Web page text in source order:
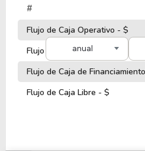
anual
#
Flujo de Caja Operativo - $
Flujo de Caja de Inversiones - $
Flujo de Caja de
Flujo de Caja Libre - $